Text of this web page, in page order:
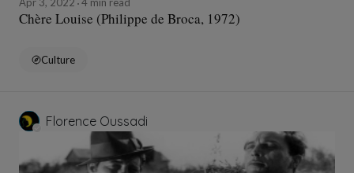
Chère Louise (Philippe de Broca, 1972)
Culture
Florence Oussadi